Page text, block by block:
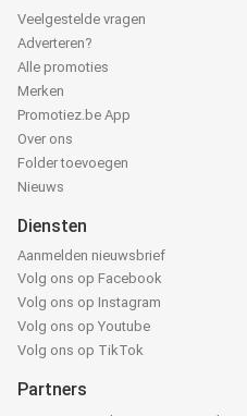
Veelgestelde vragen
Adverteren?
Alle promoties
Merken
Promotiez.be App
Over ons
Folder toevoegen
Nieuws
Diensten
Aanmelden nieuwsbrief
Volg ons op Facebook
Volg ons op Instagram
Volg ons op Youtube
Volg ons op TikTok
Partners